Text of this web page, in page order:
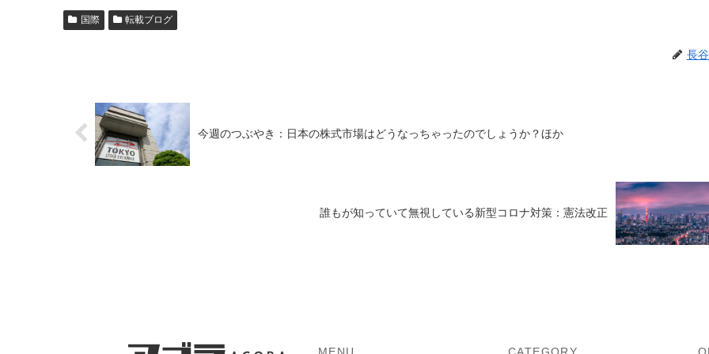
国際 転載ブログ
長
今週のつぶやき：日本の株式市場はどうなっちゃったのでしょうか？ほか
誰もが知っていて無視している新型コロナ対策：憲法改正